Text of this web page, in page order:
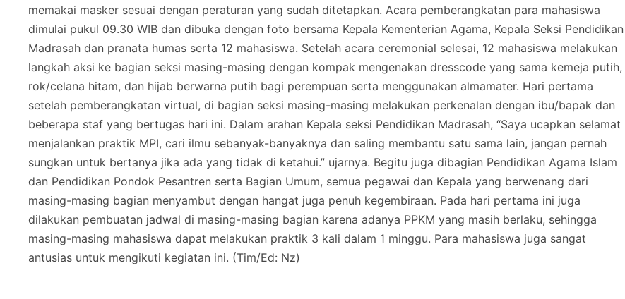
memakai masker sesuai dengan peraturan yang sudah ditetapkan. Acara pemberangkatan para mahasiswa
dimulai pukul 09.30 WIB dan dibuka dengan foto bersama Kepala Kementerian Agama, Kepala Seksi Pendidikan
Madrasah dan pranata humas serta 12 mahasiswa. Setelah acara ceremonial selesai, 12 mahasiswa melakukan
langkah aksi ke bagian seksi masing-masing dengan kompak mengenakan dresscode yang sama kemeja putih,
rok/celana hitam, dan hijab berwarna putih bagi perempuan serta menggunakan almamater. Hari pertama
setelah pemberangkatan virtual, di bagian seksi masing-masing melakukan perkenalan dengan ibu/bapak dan
beberapa staf yang bertugas hari ini. Dalam arahan Kepala seksi Pendidikan Madrasah, “Saya ucapkan selamat
menjalankan praktik MPI, cari ilmu sebanyak-banyaknya dan saling membantu satu sama lain, jangan pernah
sungkan untuk bertanya jika ada yang tidak di ketahui.” ujarnya. Begitu juga dibagian Pendidikan Agama Islam
dan Pendidikan Pondok Pesantren serta Bagian Umum, semua pegawai dan Kepala yang berwenang dari
masing-masing bagian menyambut dengan hangat juga penuh kegembiraan. Pada hari pertama ini juga
dilakukan pembuatan jadwal di masing-masing bagian karena adanya PPKM yang masih berlaku, sehingga
masing-masing mahasiswa dapat melakukan praktik 3 kali dalam 1 minggu. Para mahasiswa juga sangat
antusias untuk mengikuti kegiatan ini. (Tim/Ed: Nz)